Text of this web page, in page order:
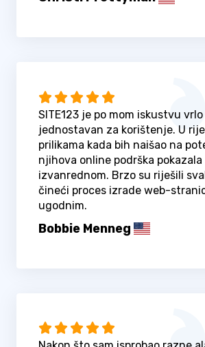
SITE123 je po mom iskustvu vrlo
jednostavan za korištenje. U
prilikama kada bih naišao na
njihova online podrška pokazala
izvanrednom. Brzo su riješili
čineći proces izrade web-
ugodnim.
Bobbie Menneg